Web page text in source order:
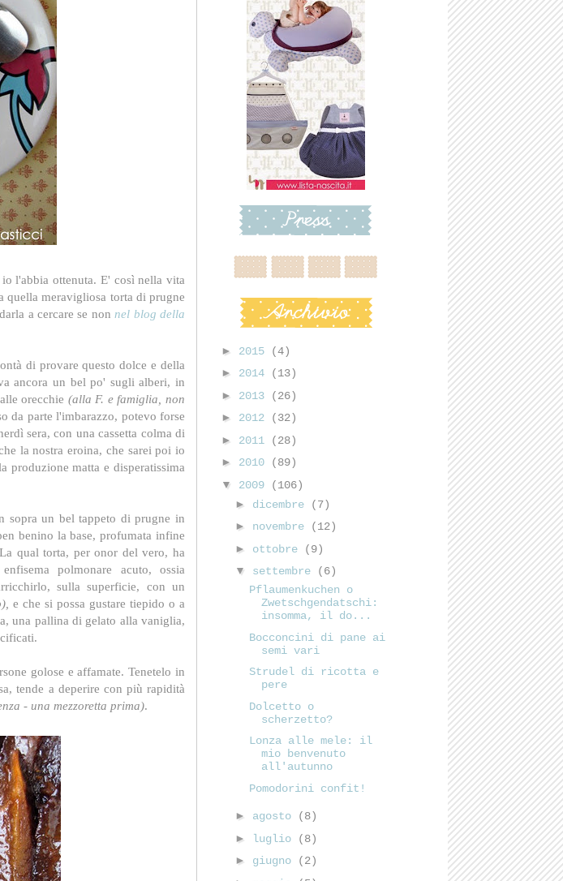
l'abbia ottenuta. E' così nella vita
meravigliosa torta di prugne
a cercare se non nel blog della
di provare questo dolce e della
ancora un bel po' sugli alberi, in
orecchie (alla F. e famiglia, non
da parte l'imbarazzo, potevo forse
sera, con una cassetta colma di
la nostra eroina, che sarei poi io
produzione matta e disperatissima
sopra un bel tappeto di prugne in
benino la base, profumata infine
qual torta, per onor del vero, ha
polmonare acuto, ossia
sulla superficie, con un
e che si possa gustare tiepido o a
una pallina di gelato alla vaniglia,
golose e affamate. Tenetelo in
tende a deperire con più rapidità
- una mezzoretta prima).
► 2015
(4)
► 2014
(13)
► 2013
(26)
► 2012
(32)
► 2011
(28)
► 2010
(89)
▼ 2009
(106)
► dicembre
(7)
► novembre
(12)
► ottobre
(9)
▼ settembre
(6)
Pflaumenkuchen o
Zwetschgendatschi:
insomma, il do...
Bocconcini di pane ai
semi vari
Strudel di ricotta e
pere
Dolcetto o
scherzetto?
Lonza alle mele: il
mio benvenuto
all'autunno
Pomodorini confit!
► agosto
(8)
►
luglio
(8)
► giugno
(2)